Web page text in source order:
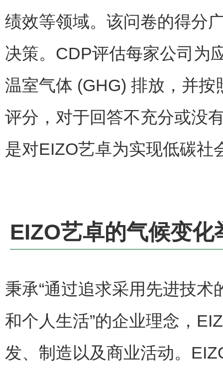
绩效等领域。 该问卷的得分
决策。CDP评估每家公司为
温室气体 (GHG) 排放，并按
评分，对于回答不充分或没
是对EIZO艺卓为实现低碳社
EIZO艺卓的气候变化
秉承“通过追求采用先进技术
和个人生活”的企业理念，
发、 制造以及商业活动。